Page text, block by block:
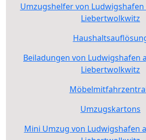
Umzugshelfer von Ludwigshafen
Liebertwolkwitz
Beiladungen von Ludwigshafen
Liebertwolkwitz
Umzugskartons
Mini Umzug von Ludwigshafen